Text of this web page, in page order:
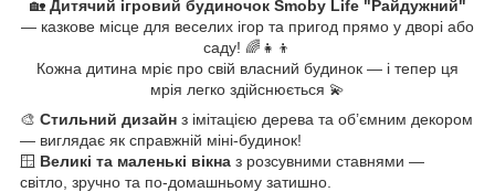
🏡 Дитячий ігровий будиночок Smoby Life "Райдужний"
— казкове місце для веселих ігор та пригод прямо у дворі або
саду! 🌈👧👦
Кожна дитина мріє про свій власний будинок — і тепер ця
мрія легко здійснюється 💫
🎨 Стильний дизайн з імітацією дерева та об’ємним декором
— виглядає як справжній міні-будинок!
🪟 Великі та маленькі вікна з розсувними ставнями —
світло, зручно та по-домашньому затишно.